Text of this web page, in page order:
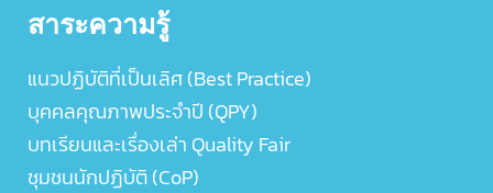
สาระความรู้
แนวปฏิบัติที่เป็นเลิศ (Best Practice)
บุคคลคุณภาพประจำปี (QPY)
บทเรียนและเรื่องเล่า Quality Fair
ชุมชนนักปฏิบัติ (CoP)